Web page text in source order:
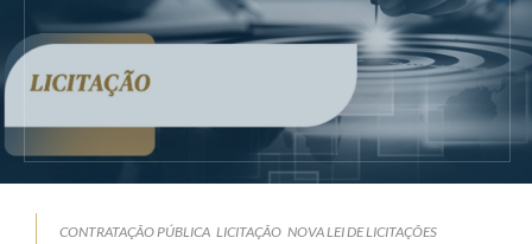
CONTRATAÇÃO PÚBLICA LICITAÇÃO NOVA LEI DE LICITAÇÕES